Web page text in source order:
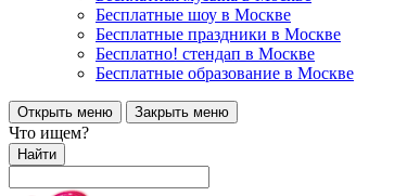
Бесплатные шоу в Москве
Бесплатные праздники в Москве
Бесплатно! стендап в Москве
Бесплатные образование в Москве
Открыть меню Закрыть меню
Что ищем?
Найти